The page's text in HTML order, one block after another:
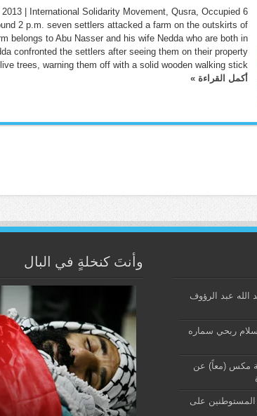
2013 | International Solidarity Movement, Qusra, Occupied
2 p.m. seven settlers attacked a farm on the outskirts of
belongs to Abu Nasser and his wife Nedda who are both in
confronted the settlers after seeing them on their property
trees, warning them off with a solid wooden walking stick ...
أكمل القراءة »
الله عبد الرؤوف
ربحي سماره
مكس (معاً) عن
على
وأنتَ كنخلةٍ في البال